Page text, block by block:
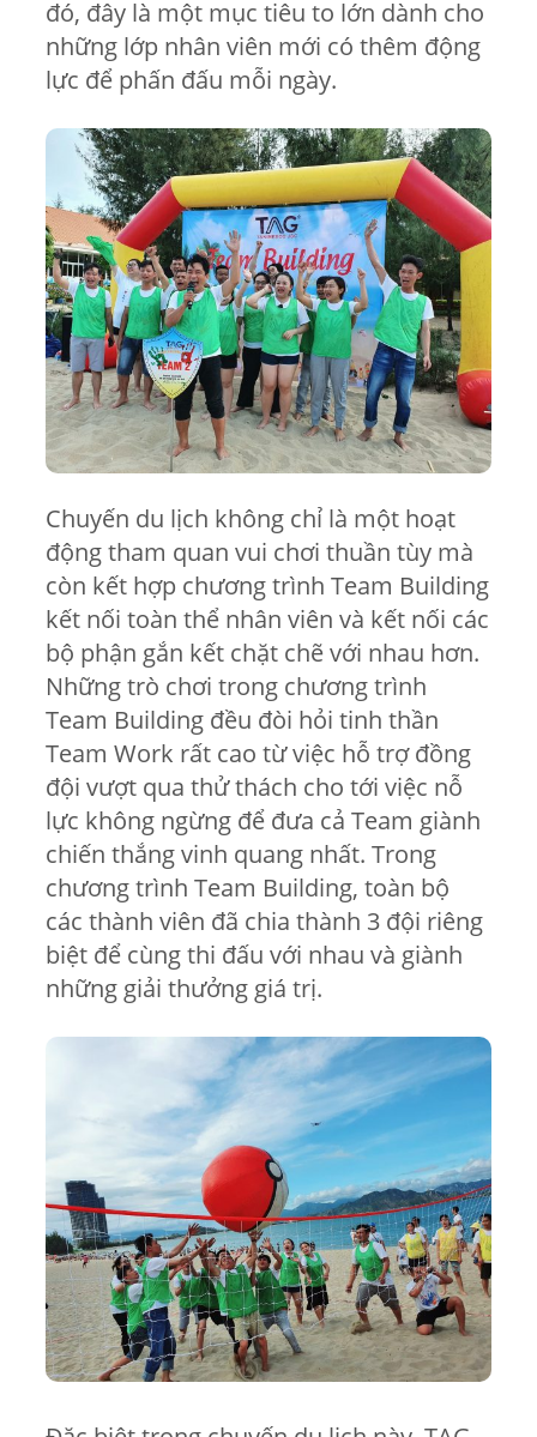
đó, đây là một mục tiêu to lớn dành cho
những lớp nhân viên mới có thêm động
lực để phấn đấu mỗi ngày.
Chuyến du lịch không chỉ là một hoạt
động tham quan vui chơi thuần tùy mà
còn kết hợp chương trình Team Building
kết nối toàn thể nhân viên và kết nối các
bộ phận gắn kết chặt chẽ với nhau hơn.
Những trò chơi trong chương trình
Team Building đều đòi hỏi tinh thần
Team Work rất cao từ việc hỗ trợ đồng
đội vượt qua thử thách cho tới việc nỗ
lực không ngừng để đưa cả Team giành
chiến thắng vinh quang nhất. Trong
chương trình Team Building, toàn bộ
các thành viên đã chia thành 3 đội riêng
biệt để cùng thi đấu với nhau và giành
những giải thưởng giá trị.